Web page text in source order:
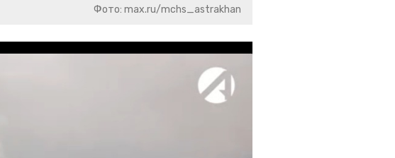
Фото: max.ru/mchs_astrakhan